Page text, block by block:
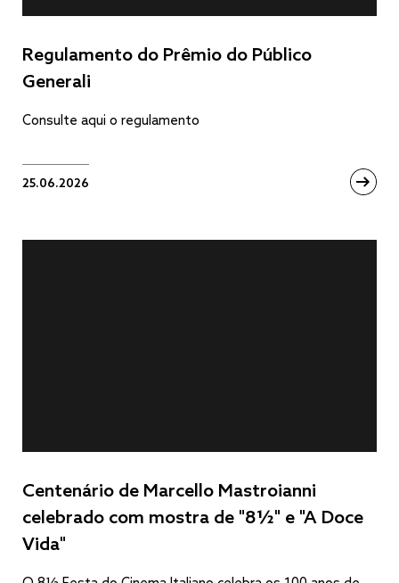
Regulamento do Prêmio do Público
Generali
Consulte aqui o regulamento
25.06.2026
Centenário de Marcello Mastroianni
celebrado com mostra de "8½" e "A Doce
Vida"